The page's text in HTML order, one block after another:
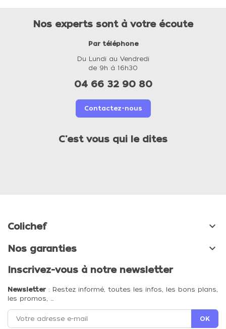
Nos experts sont à votre écoute
Par téléphone
Du Lundi au Vendredi
de 9h à 16h30
04 66 32 90 80
Contactez-nous
C'est vous qui le dites
Colichef 
Nos garanties 
Inscrivez-vous à notre newsletter
Newsletter : Restez informé, toutes les infos, les bons plans,
les promos, …